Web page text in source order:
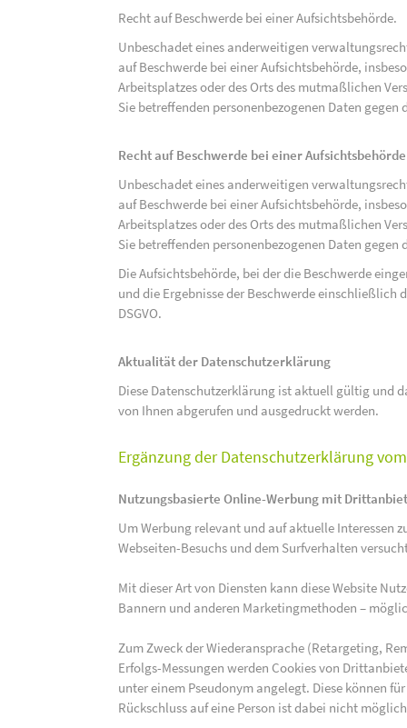
Recht auf Beschwerde bei einer Aufsichtsbehörde.
Unbeschadet eines anderweitigen
auf Beschwerde bei einer Aufsichtsbehörde,
Arbeitsplatzes oder des Orts des mutmaßlichen
Sie betreffenden personenbezogenen Daten gegen
Recht auf Beschwerde bei einer Aufsichtsbehörde
Unbeschadet eines anderweitigen
auf Beschwerde bei einer Aufsichtsbehörde,
Arbeitsplatzes oder des Orts des mutmaßlichen
Sie betreffenden personenbezogenen Daten gegen
Die Aufsichtsbehörde, bei der die Beschwerde
und die Ergebnisse der Beschwerde
DSGVO.
Aktualität der Datenschutzerklärung
Diese Datenschutzerklärung ist aktuell gültig und
von Ihnen abgerufen und ausgedruckt werden.
Ergänzung der Datenschutzerklärung
Nutzungsbasierte Online-Werbung mit
Um Werbung relevant und auf aktuelle Interessen
Webseiten-Besuchs und dem Surfverhalten
Mit dieser Art von Diensten kann diese Website
Bannern und anderen Marketingmethoden –
Zum Zweck der Wiederansprache (Retargeting,
Erfolgs-Messungen werden Cookies von
unter einem Pseudonym angelegt. Diese können
Rückschluss auf eine Person ist dabei nicht